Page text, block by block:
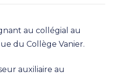
au collégial au
du Collège Vanier.
auxiliaire au